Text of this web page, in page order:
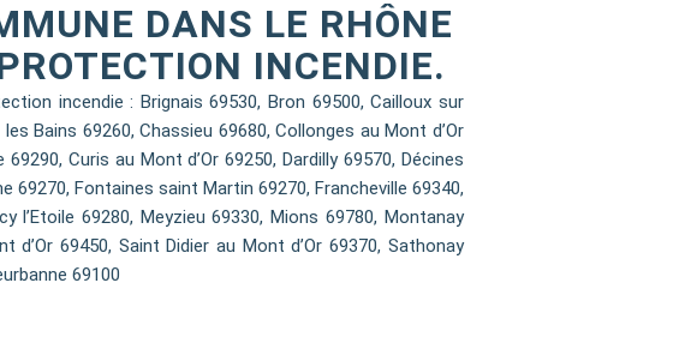
DANS LE RHÔNE
INCENDIE.
incendie : Brignais 69530, Bron 69500, Cailloux sur
Bains 69260, Chassieu 69680, Collonges au Mont d’Or
Curis au Mont d’Or 69250, Dardilly 69570, Décines
69270, Fontaines saint Martin 69270, Francheville 69340,
l’Etoile 69280, Meyzieu 69330, Mions 69780, Montanay
d’Or 69450, Saint Didier au Mont d’Or 69370, Sathonay
69100